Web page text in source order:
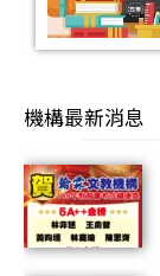
機構最新消息